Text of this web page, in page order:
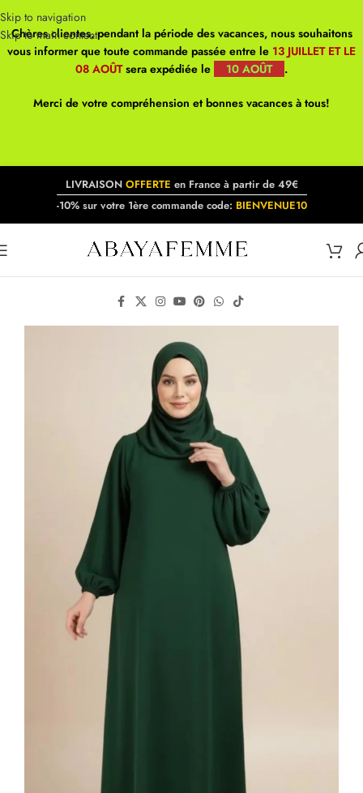
Skip to navigation
Skip to main content
Chères clientes, pendant la période des vacances, nous souhaitons
vous informer que toute commande passée entre le 13 JUILLET ET LE
08 AOÛTsera expédiée le 10 AOÛT .
Merci de votre compréhension et bonnes vacances à tous!
LIVRAISON OFFERTE en France à partir de 49€
-10% sur votre 1ère commande code: BIENVENUE10